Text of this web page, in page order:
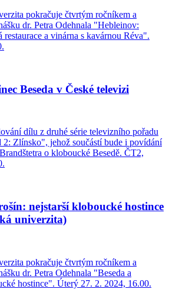
pokračuje čtvrtým ročníkem a
dr. Petra Odehnala "Hebleinov:
a vinárna s kavárnou Réva".
Beseda v České televizi
dílu z druhé série televizního pořadu
2: Zlínsko", jehož součástí bude i povídání
o kloboucké Besedě. ČT2,
nejstarší kloboucké hostince
univerzita)
pokračuje čtvrtým ročníkem a
dr. Petra Odehnala "Beseda a
hostince". Úterý 27. 2. 2024, 16.00.